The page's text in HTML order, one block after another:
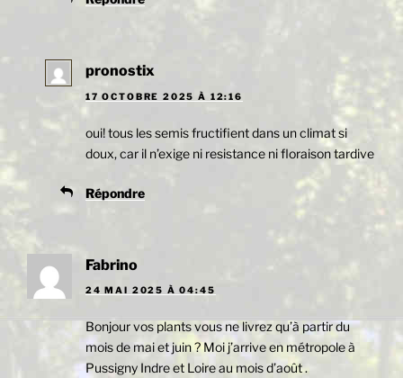
pronostix
17 OCTOBRE 2025 À 12:16
oui! tous les semis fructifient dans un climat si
doux, car il n’exige ni resistance ni floraison tardive
Répondre
Fabrino
24 MAI 2025 À 04:45
Bonjour vos plants vous ne livrez qu’à partir du
mois de mai et juin ? Moi j’arrive en métropole à
Pussigny Indre et Loire au mois d’août .